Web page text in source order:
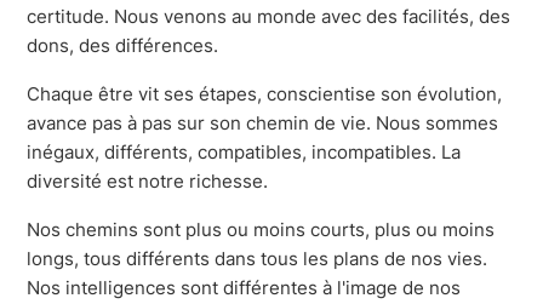
certitude. Nous venons au monde avec des facilités, des
dons, des différences.
Chaque être vit ses étapes, conscientise son évolution,
avance pas à pas sur son chemin de vie. Nous sommes
inégaux, différents, compatibles, incompatibles. La
diversité est notre richesse.
Nos chemins sont plus ou moins courts, plus ou moins
longs, tous différents dans tous les plans de nos vies.
Nos intelligences sont différentes à l'image de nos